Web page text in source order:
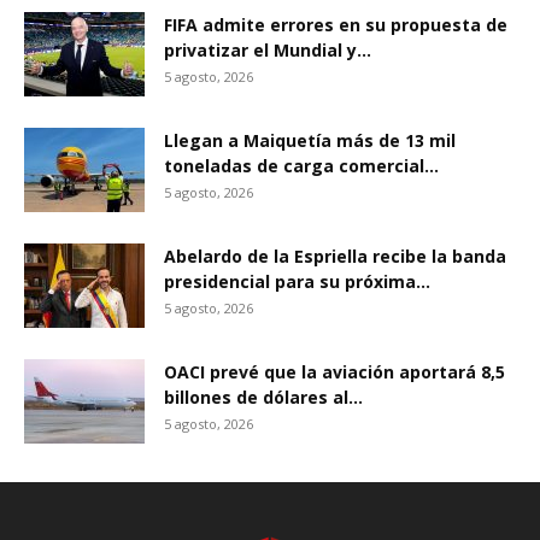
FIFA admite errores en su propuesta de
privatizar el Mundial y...
5 agosto, 2026
Llegan a Maiquetía más de 13 mil
toneladas de carga comercial...
5 agosto, 2026
Abelardo de la Espriella recibe la banda
presidencial para su próxima...
5 agosto, 2026
OACI prevé que la aviación aportará 8,5
billones de dólares al...
5 agosto, 2026